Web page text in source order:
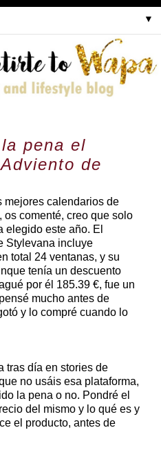
▼
pena el
de
mejores calendarios de
comenté, creo que solo
elegido este año. El
Stylevana incluye
total 24 ventanas, y su
tenía un descuento
por él 185.39 €, fue un
mucho antes de
y lo compré cuando lo
tras día en stories de
no usáis esa plataforma,
la pena o no. Pondré el
del mismo y lo qué es y
el producto, antes de